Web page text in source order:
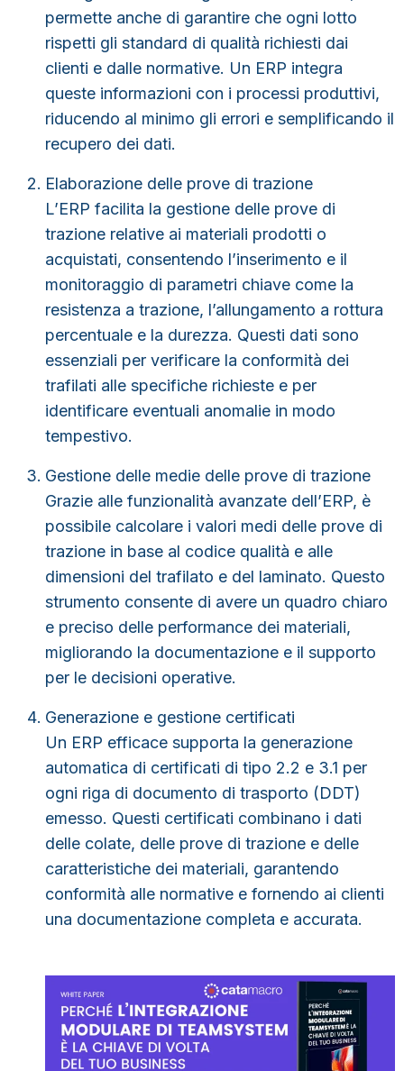
permette anche di garantire che ogni lotto
rispetti gli standard di qualità richiesti dai
clienti e dalle normative. Un ERP integra
queste informazioni con i processi produttivi,
riducendo al minimo gli errori e semplificando il
recupero dei dati.
Elaborazione delle prove di trazione
L’ERP facilita la gestione delle prove di
trazione relative ai materiali prodotti o
acquistati, consentendo l’inserimento e il
monitoraggio di parametri chiave come la
resistenza a trazione, l’allungamento a rottura
percentuale e la durezza. Questi dati sono
essenziali per verificare la conformità dei
trafilati alle specifiche richieste e per
identificare eventuali anomalie in modo
tempestivo.
Gestione delle medie delle prove di trazione
Grazie alle funzionalità avanzate dell’ERP, è
possibile calcolare i valori medi delle prove di
trazione in base al codice qualità e alle
dimensioni del trafilato e del laminato. Questo
strumento consente di avere un quadro chiaro
e preciso delle performance dei materiali,
migliorando la documentazione e il supporto
per le decisioni operative.
Generazione e gestione certificati
Un ERP efficace supporta la generazione
automatica di certificati di tipo 2.2 e 3.1 per
ogni riga di documento di trasporto (DDT)
emesso. Questi certificati combinano i dati
delle colate, delle prove di trazione e delle
caratteristiche dei materiali, garantendo
conformità alle normative e fornendo ai clienti
una documentazione completa e accurata.